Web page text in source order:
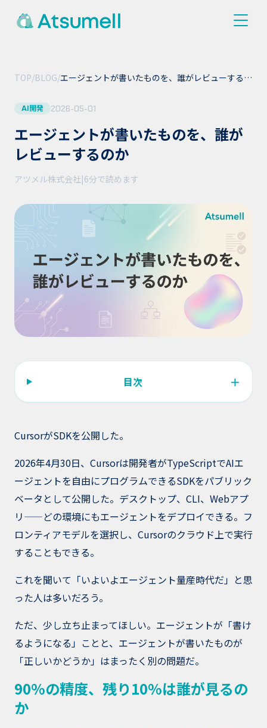
TOP/BLOG/エージェントが書いたものを、誰がレビューするの
AI開発 2026-05-01
エージェントが書いたものを、誰が
レビューするのか
アツメル株式会社|6分で読めます
目次 ＋
CursorがSDKを公開した。
2026年4月30日、Cursorは開発者がTypeScriptでAIエ
ージェントを自由にプログラムできるSDKをパブリック
ベータとして公開した。デスクトップ、CLI、Webアプ
リ——どの環境にもエージェントをデプロイできる。フ
ロンティアモデルを選択し、Cursorのクラウド上で実行
することもできる。
これを聞いて「いよいよエージェント量産時代だ」と思
った人は多いだろう。
ただ、少し立ち止まってほしい。エージェントが「書け
るようになる」ことと、エージェントが書いたものが
「正しいかどうか」はまったく別の問題だ。
90%の精度、残り10%は誰が見るの
か